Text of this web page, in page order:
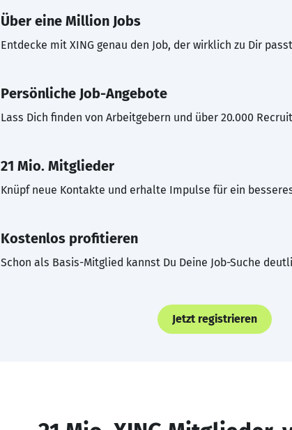
Über eine Million Jobs
Entdecke mit XING genau den Job, der wirklich zu Dir
Persönliche Job-Angebote
Lass Dich finden von Arbeitgebern und über 20.000
21 Mio. Mitglieder
Knüpf neue Kontakte und erhalte Impulse für ein
Kostenlos profitieren
Schon als Basis-Mitglied kannst Du Deine Job-Suche
Jetzt registrieren